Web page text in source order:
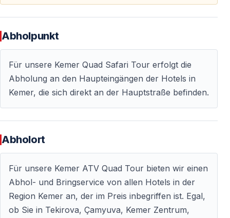
— Professionelle Guides
— Sicherheitseinweisung und Testfahrt
Nicht enthalten:
Halstücher oder Schutzbrillen (optional vor Ort),
Getränke, optionale professionelle Fotos.
— Mindestalter Fahrer: ca. 17 Jahre
— Führerschein: nicht erforderlich
Nicht geeignet für Schwangere sowie Personen mit
schweren Rücken- oder Gelenkproblemen.
Abholpunkt
Für unsere Kemer Quad Safari Tour erfolgt die
Abholung an den Haupteingängen der Hotels in
Kemer, die sich direkt an der Hauptstraße befinden.
Abholort
Für unsere Kemer ATV Quad Tour bieten wir einen
Abhol- und Bringservice von allen Hotels in der
Region Kemer an, der im Preis inbegriffen ist. Egal,
ob Sie in Tekirova, Çamyuva, Kemer Zentrum,